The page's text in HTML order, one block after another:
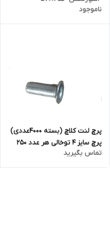
ناموجود
پرچ لنت کلاچ (بسته 4000عددی)
پرچ سایز 4 توخالی هر عدد 250
تومان
تماس بگیرید